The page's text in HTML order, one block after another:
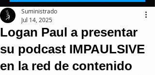
Logan Paul a presentar
su podcast IMPAULSIVE
en la red de contenido
Suministrado
Jul 14, 2025